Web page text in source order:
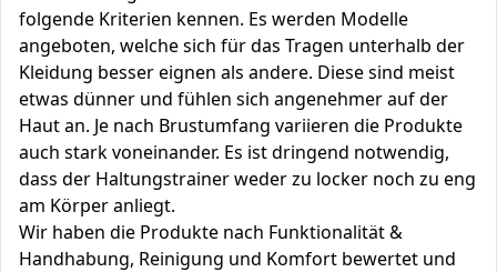
folgende Kriterien kennen. Es werden Modelle
angeboten, welche sich für das Tragen unterhalb der
Kleidung besser eignen als andere. Diese sind meist
etwas dünner und fühlen sich angenehmer auf der
Haut an. Je nach Brustumfang variieren die Produkte
auch stark voneinander. Es ist dringend notwendig,
dass der Haltungstrainer weder zu locker noch zu eng
am Körper anliegt.
Wir haben die Produkte nach Funktionalität &
Handhabung, Reinigung und Komfort bewertet und